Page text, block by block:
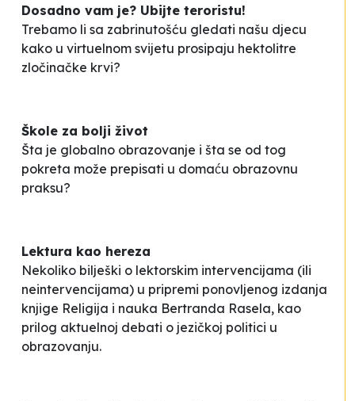
Dosadno vam je? Ubijte teroristu!
Trebamo li sa zabrinutošću gledati našu djecu
kako u virtuelnom svijetu prosipaju hektolitre
zločinačke krvi?
Škole za bolji život
Šta je globalno obrazovanje i šta se od tog
pokreta može prepisati u domaću obrazovnu
praksu?
Lektura kao hereza
Nekoliko bilješki o lektorskim intervencijama (ili
neintervencijama) u pripremi ponovljenog izdanja
knjige Religija i nauka Bertranda Rasela, kao
prilog aktuelnoj debati o jezičkoj politici u
obrazovanju.